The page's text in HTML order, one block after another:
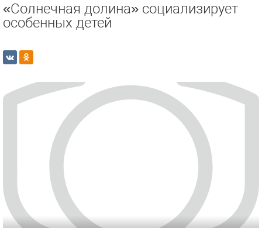
«Солнечная долина» социализирует
особенных детей